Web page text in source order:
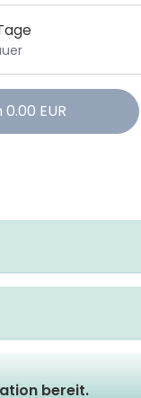
0.00 EUR
bereit.